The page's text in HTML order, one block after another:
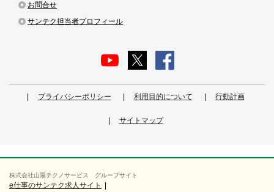
お問合せ
サンテク担当者プロフィール
プライバシーポリシー 利用目的について 行動計画
サイトマップ
株式会社山陽テクノサービス グループサイト
e仕事のサンテク求人サイト